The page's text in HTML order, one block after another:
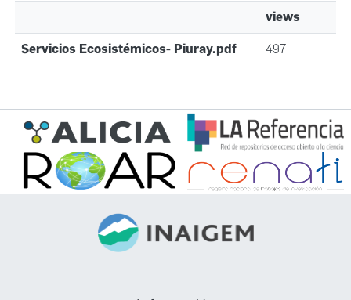
views
Servicios Ecosistémicos- Piuray.pdf 497